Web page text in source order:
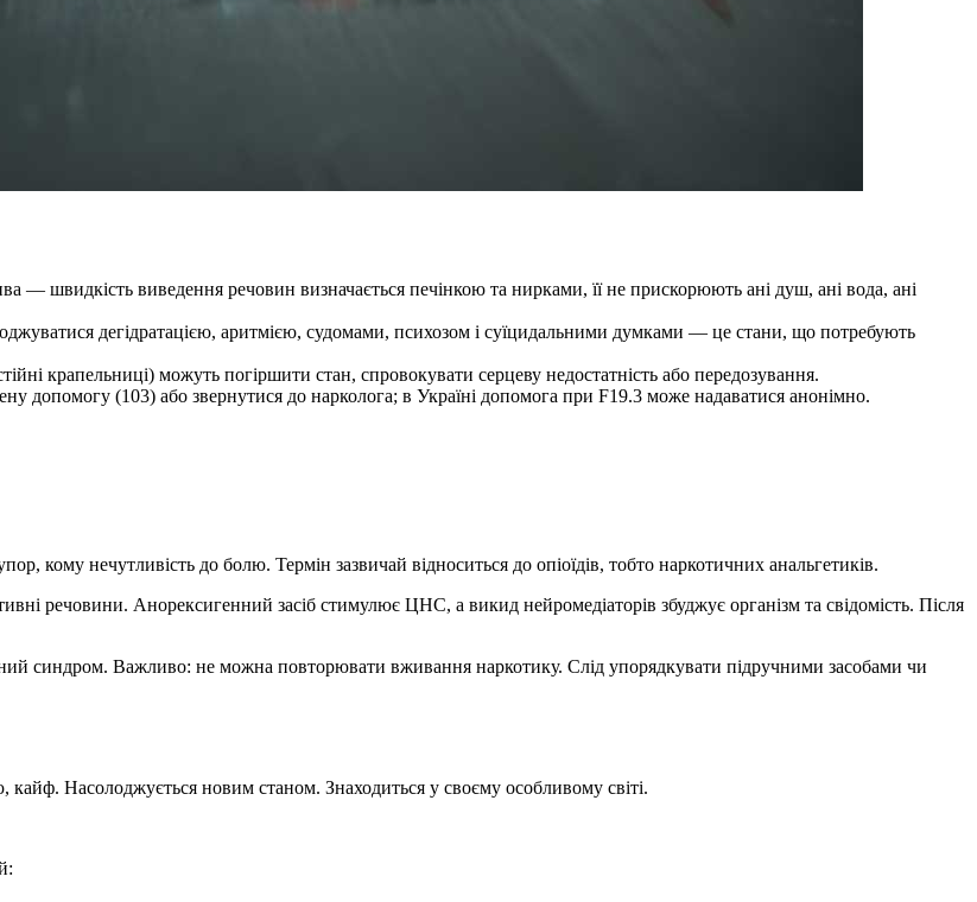
— швидкість виведення речовин визначається печінкою та нирками, її не прискорюють ані душ, ані вода, ані
дегідратацією, аритмією, судомами, психозом і суїцидальними думками — це стани, що потребують
крапельниці) можуть погіршити стан, спровокувати серцеву недостатність або передозування.
допомогу (103) або звернутися до нарколога; в Україні допомога при F19.3 може надаватися анонімно.
кому нечутливість до болю. Термін зазвичай відноситься до опіоїдів, тобто наркотичних анальгетиків.
речовини. Анорексигенний засіб стимулює ЦНС, а викид нейромедіаторів збуджує організм та свідомість. Після
синдром. Важливо: не можна повторювати вживання наркотику. Слід упорядкувати підручними засобами чи
Насолоджується новим станом. Знаходиться у своєму особливому світі.